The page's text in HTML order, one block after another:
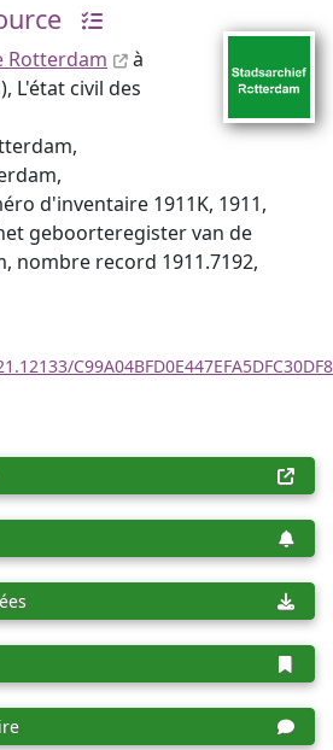
Rotterdam
à
L'état civil des
d'inventaire 1911K, 1911,
geboorteregister van de
nombre record 1911.7192,